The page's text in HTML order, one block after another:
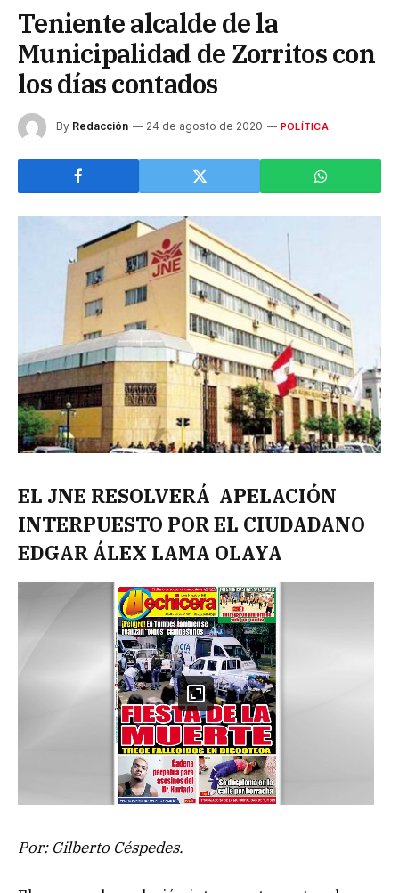
Teniente alcalde de la
Municipalidad de Zorritos con
los días contados
By Redacción 24 de agosto de 2020 POLÍTICA
EL JNE RESOLVERÁ APELACIÓN
INTERPUESTO POR EL CIUDADANO
EDGAR ÁLEX LAMA OLAYA
Por: Gilberto Céspedes.